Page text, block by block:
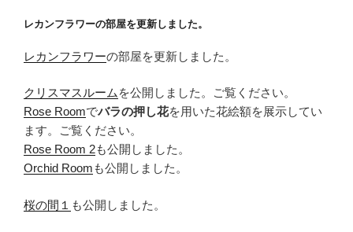
レカンフラワーの部屋を更新しました。
レカンフラワーの部屋を更新しました。
クリスマスルームを公開しました。ご覧ください。
Rose Roomでバラの押し花を用いた花絵額を展示してい
ます。ご覧ください。
Rose Room 2も公開しました。
Orchid Room も公開しました。
桜の間１ も公開しました。